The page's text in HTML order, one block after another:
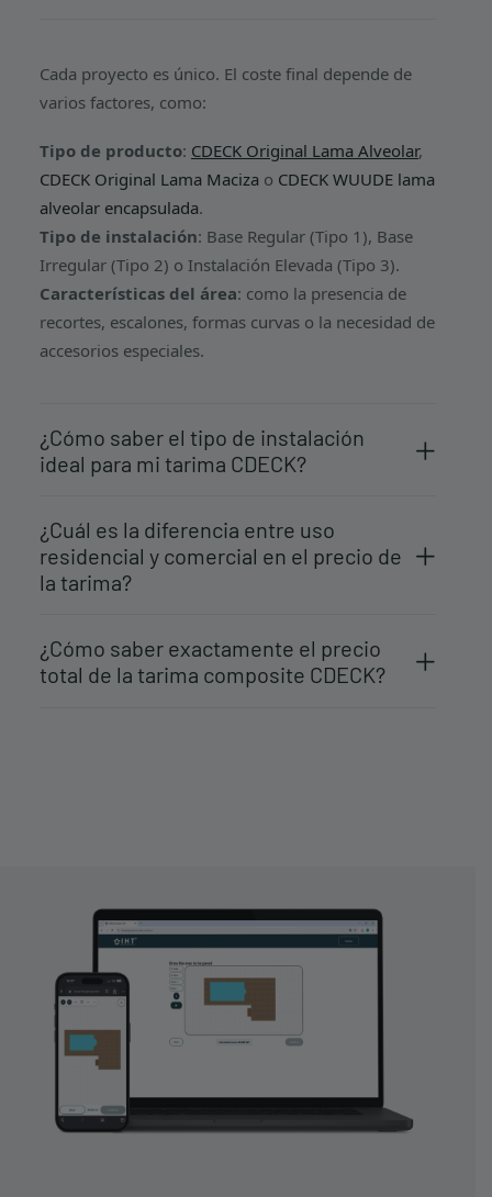
Cada proyecto es único. El coste final depende de
varios factores, como:
Tipo de producto: CDECK Original Lama Alveolar,
CDECK Original Lama Maciza o CDECK WUUDE lama
alveolar encapsulada.
Tipo de instalación: Base Regular (Tipo 1), Base
Irregular (Tipo 2) o Instalación Elevada (Tipo 3).
Características del área: como la presencia de
recortes, escalones, formas curvas o la necesidad de
accesorios especiales.
¿Cómo saber el tipo de instalación
ideal para mi tarima CDECK?
¿Cuál es la diferencia entre uso
residencial y comercial en el precio de
la tarima?
¿Cómo saber exactamente el precio
total de la tarima composite CDECK?